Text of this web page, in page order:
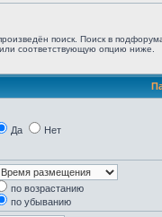
поиск. Поиск в
соответствующую опцию ниже.
Да Нет
по возрастанию
по убыванию